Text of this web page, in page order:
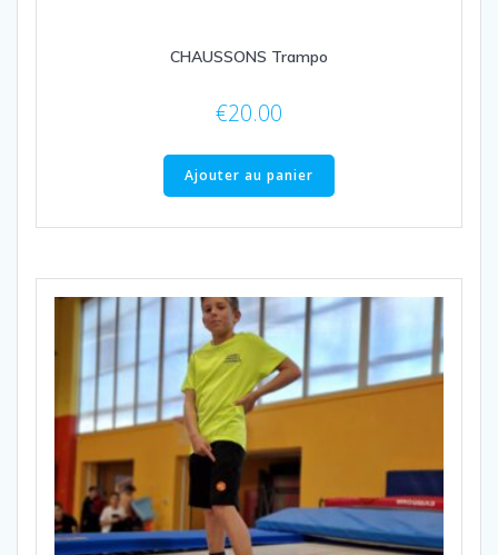
CHAUSSONS Trampo
€20.00
Ajouter au panier